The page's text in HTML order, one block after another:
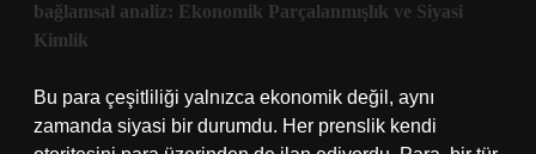
bağlamsal analiz: Ekonomik Parçalanmışlık ve Siyasi
Kimlik
Bu para çeşitliliği yalnızca ekonomik değil, aynı
zamanda siyasi bir durumdu. Her prenslik kendi